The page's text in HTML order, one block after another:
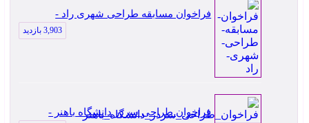
فراخوان مسابقه طراحی شهری راد -
3,903 بازدید
فراخوان طراحی سردر دانشگاه باهنر -